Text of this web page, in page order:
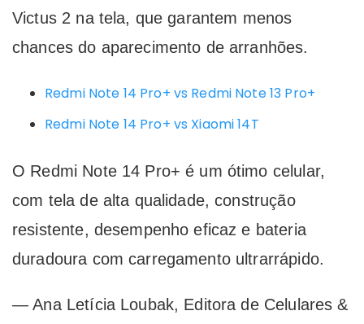
Victus 2 na tela, que garantem menos
chances do aparecimento de arranhões.
Redmi Note 14 Pro+ vs Redmi Note 13 Pro+
Redmi Note 14 Pro+ vs Xiaomi 14T
O Redmi Note 14 Pro+ é um ótimo celular,
com tela de alta qualidade, construção
resistente, desempenho eficaz e bateria
duradoura com carregamento ultrarrápido.
— Ana Letícia Loubak, Editora de Celulares &